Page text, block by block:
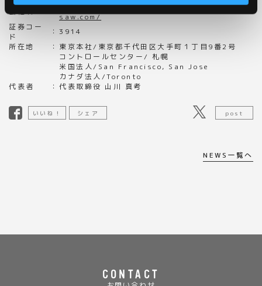
JIG-SAW株式会社https://www.jig-
saw.com/
証券コー
ド
： 3914
所在地
： 東京本社/東京都千代田区大手町１丁目9番2号
コントロールセンター/ 札幌
米国法人/San Francisco, San Jose
カナダ法人/Toronto
代表者
： 代表取締役 山川 真考
いいね！ シェア post
NEWS一覧へ
CONTACT